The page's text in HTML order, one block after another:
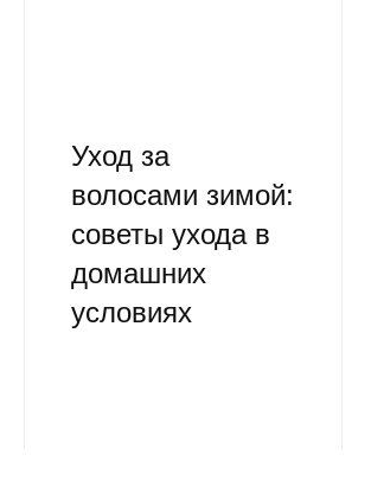
Уход за
волосами зимой:
советы ухода в
домашних
условиях